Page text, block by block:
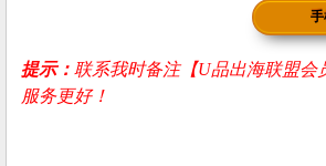
提示：联系我时备注【U品出海联盟会
服务更好！